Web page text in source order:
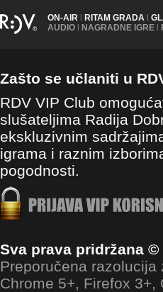
ON-AIR | RITAM GRADA |
AUDIO | NAGRADNE IGRE |
Zašto se učlaniti u
RDV VIP Club
slušateljima Radija
ekskluzivnim
igrama i raznim
pogodnosti.
Sva prava pridržana
Preporučena
Chrome 5+, Firefox 3+,